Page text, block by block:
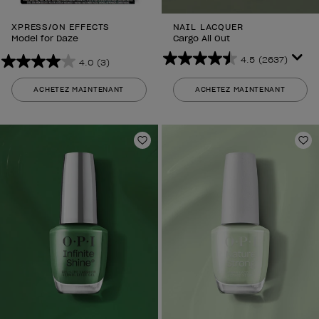
XPRESS/ON EFFECTS
Model for Daze
4.0 (3)
4.0
sur
5
ACHETEZ MAINTENANT
NAIL LACQUER
Cargo All Out
4.5 (2637)
4.5
sur
5
2637
ACHETEZ MAINTENANT
Ajouter aux favoris